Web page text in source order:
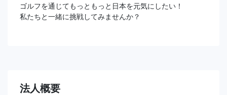
ゴルフを通じてもっともっと日本を元気にしたい！
私たちと一緒に挑戦してみませんか？
法人概要